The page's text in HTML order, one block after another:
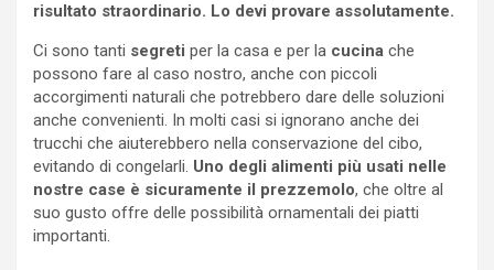
risultato straordinario. Lo devi provare assolutamente.
Ci sono tanti segreti per la casa e per la cucina che
possono fare al caso nostro, anche con piccoli
accorgimenti naturali che potrebbero dare delle soluzioni
anche convenienti. In molti casi si ignorano anche dei
trucchi che aiuterebbero nella conservazione del cibo,
evitando di congelarli. Uno degli alimenti più usati nelle
nostre case è sicuramente il prezzemolo, che oltre al
suo gusto offre delle possibilità ornamentali dei piatti
importanti.